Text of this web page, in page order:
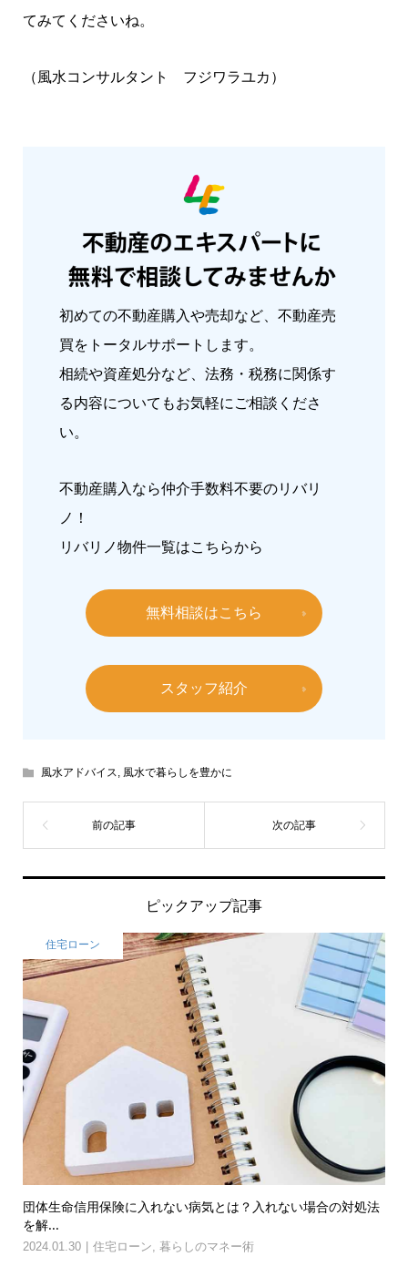
てみてくださいね。
（風水コンサルタント フジワラユカ）
初めての不動産購入や売却など、不動産売
買をトータルサポートします。
相続や資産処分など、法務・税務に関係す
る内容についてもお気軽にご相談くださ
い。
不動産購入なら仲介手数料不要のリバリ
ノ！
リバリノ物件一覧はこちらから
無料相談はこちら
スタッフ紹介
風水アドバイス, 風水で暮らしを豊かに
ピックアップ記事
住宅ローン
団体生命信用保険に入れない病気とは？入れない場合の対処法
を解...
2024.01.30 住宅ローン 暮らしのマネー術